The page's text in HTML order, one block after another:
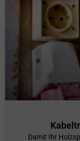
Damit Ihr